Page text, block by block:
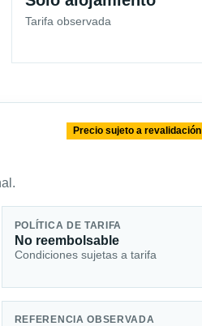
Tarifa observada
Precio sujeto a revalidación
POLÍTICA DE TARIFA
No reembolsable
Condiciones sujetas a tarifa
REFERENCIA OBSERVADA